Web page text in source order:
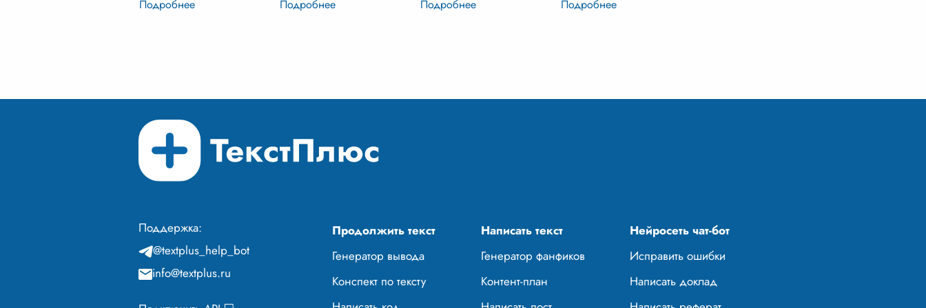
условиях. Это глубокое самых значительных философское произведение, но точными красками:
Поддержка:
@textplus_help_bot
info@textplus.ru
Продолжить текст Написать текст
Нейросеть чат-бот
Генератор вывода
Генератор фанфиков
Исправить ошибки
Конспект по тексту
Контент-план
Написать доклад